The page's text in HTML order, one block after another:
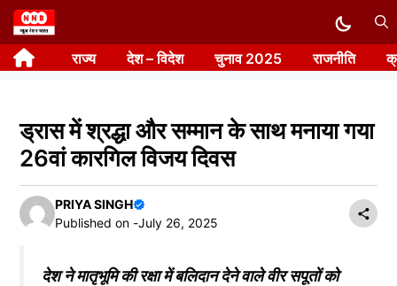
Skip
to
content राज्य देश – विदेश चुनाव 2025 राजनीति
ड्रास में श्रद्धा और सम्मान के साथ मनाया गया
26वां कारगिल विजय दिवस
PRIYA SINGH
Published on -July 26, 2025
देश ने मातृभूमि की रक्षा में बलिदान देने वाले वीर सपूतों को